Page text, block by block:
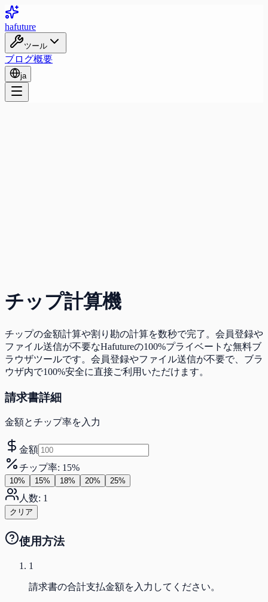
hafuture
ツール
ブログ概要
ja
チップ計算機
チップの金額計算や割り勘の計算を数秒で完了。会員登録や
ファイル送信が不要なHafutureの100%プライベートな無料ブ
ラウザツールです。会員登録やファイル送信が不要で、ブラ
ウザ内で100%安全に直接ご利用いただけます。
請求書詳細
金額とチップ率を入力
金額
チップ率: 15%
10% 15% 18% 20% 25%
人数: 1
クリア
使用方法
1
請求書の合計支払金額を入力してください。